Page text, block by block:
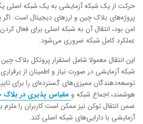
حرکت از یک شبکه آزمایشی به یک شبکه اصلی
پروژه‌های بلاک چین و ارزهای دیجیتال است. اگر
امن بود، انتقال آن به شبکه اصلی برای فعال
عملکرد کامل شبکه ضروری می‌شود.
این انتقال معمولا شامل استقرار پروتکل بلاک چین
شبکه آزمایشی در صورت نیاز و اطمینان از
توسعه‌دهندگان ممیزی‌های گسترده‌ای را برای
هوشمند، اجماع شبکه و مقیاس پذیری در بلاک
ضمن انتقال توکن نیز ممکن است کاربران را
آزمایشی با دارایی‌های شبکه اصلی کند.